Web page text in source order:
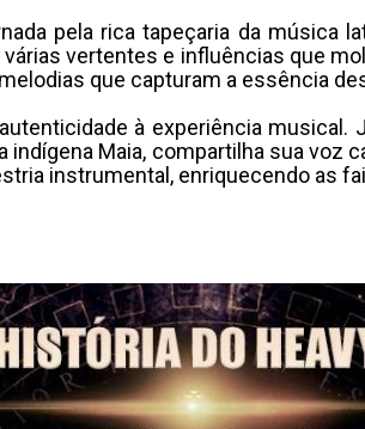
pela rica tapeçaria da música
vertentes e influências que
que capturam a essência
à experiência musical.
indígena Maia, compartilha sua
instrumental, enriquecendo as